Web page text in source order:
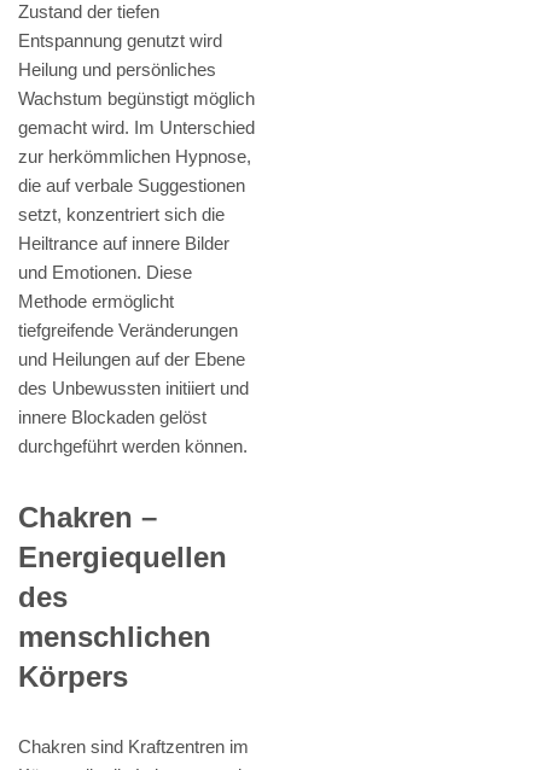
Zustand der tiefen
Entspannung genutzt wird
Heilung und persönliches
Wachstum begünstigt möglich
gemacht wird. Im Unterschied
zur herkömmlichen Hypnose,
die auf verbale Suggestionen
setzt, konzentriert sich die
Heiltrance auf innere Bilder
und Emotionen. Diese
Methode ermöglicht
tiefgreifende Veränderungen
und Heilungen auf der Ebene
des Unbewussten initiiert und
innere Blockaden gelöst
durchgeführt werden können.
Chakren –
Energiequellen
des
menschlichen
Körpers
Chakren sind Kraftzentren im